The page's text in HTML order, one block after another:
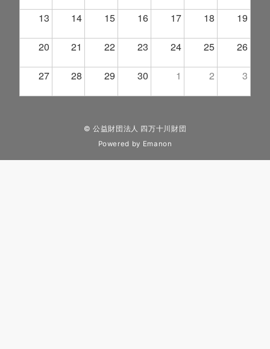
13 14 15 16 17 18 19
20 21 22 23 24 25 26
27 28 29 30 1 2 3
© 公益財団法人 四万十川財団
Powered by Emanon